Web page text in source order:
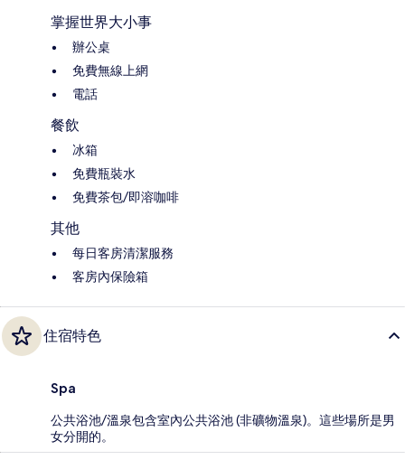
掌握世界大小事
辦公桌
免費無線上網
電話
餐飲
冰箱
免費瓶裝水
免費茶包/即溶咖啡
其他
每日客房清潔服務
客房內保險箱
住宿特色
Spa
公共浴池/溫泉包含室內公共浴池 (非礦物溫泉)。這些場所是男
女分開的。